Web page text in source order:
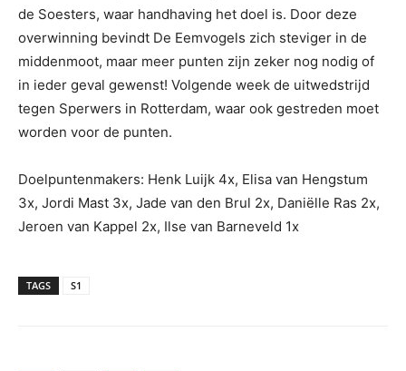
de Soesters, waar handhaving het doel is. Door deze
overwinning bevindt De Eemvogels zich steviger in de
middenmoot, maar meer punten zijn zeker nog nodig of
in ieder geval gewenst! Volgende week de uitwedstrijd
tegen Sperwers in Rotterdam, waar ook gestreden moet
worden voor de punten.
Doelpuntenmakers: Henk Luijk 4x, Elisa van Hengstum
3x, Jordi Mast 3x, Jade van den Brul 2x, Daniëlle Ras 2x,
Jeroen van Kappel 2x, Ilse van Barneveld 1x
TAGS S1